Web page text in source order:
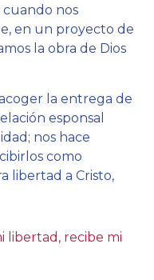
cuando nos
en un proyecto de
la obra de Dios
la entrega de
esponsal
nos hace
como
libertad a Cristo,
libertad, recibe mi